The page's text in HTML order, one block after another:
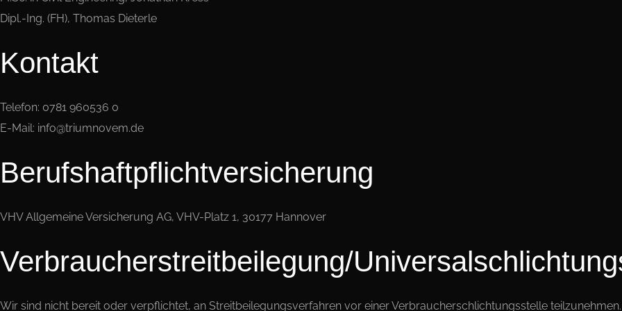
Dipl.-Ing. (FH), Thomas Dieterle
Kontakt
Telefon: 0781 960536 0
E-Mail: info@triumnovem.de
Berufshaftpflichtversicherung
VHV Allgemeine Versicherung AG, VHV-Platz 1, 30177 Hannover
Verbraucher­streit­beilegung/
Wir sind nicht bereit oder verpflichtet, an Streitbeilegungsverfahren vor einer Verbraucherschlichtungsstelle teilzunehmen.